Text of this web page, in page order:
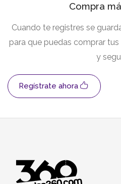
Compra
Cuando te registres se
para que puedas comprar
y
Regístrate ahora